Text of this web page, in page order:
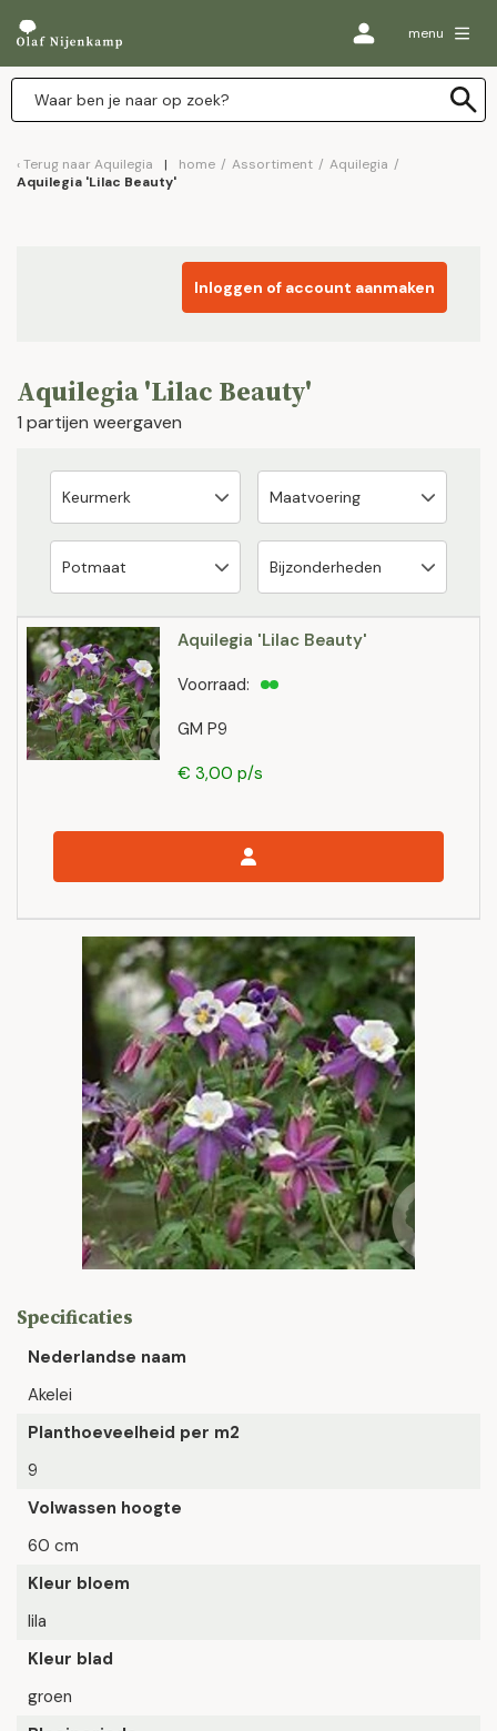
menu
Terug naar Aquilegia home / Assortiment / Aquilegia /
Aquilegia 'Lilac Beauty'
Inloggen of account aanmaken
Aquilegia 'Lilac Beauty'
1 partijen weergaven
Aquilegia 'Lilac Beauty'
GM P9
Voorraad:
€ 3,00 p/s
Specificaties
Nederlandse naam
Akelei
Planthoeveelheid per m2
9
Volwassen hoogte
60 cm
Kleur bloem
lila
Kleur blad
groen